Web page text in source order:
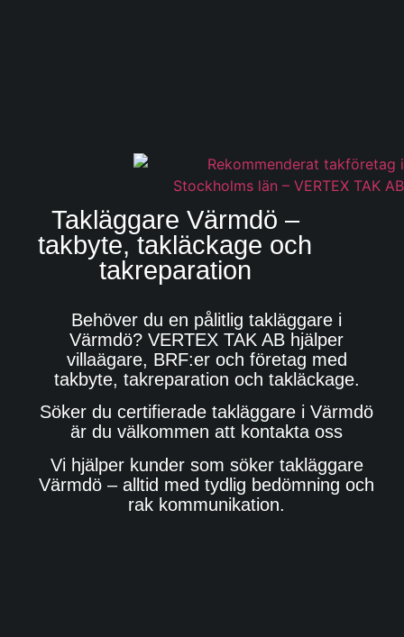
Takläggare Värmdö –
takbyte, takläckage och
takreparation
Behöver du en pålitlig takläggare i
Värmdö? VERTEX TAK AB hjälper
villaägare, BRF:er och företag med
takbyte, takreparation och takläckage.
Söker du certifierade takläggare i Värmdö
är du välkommen att kontakta oss
Vi hjälper kunder som söker takläggare
Värmdö – alltid med tydlig bedömning och
rak kommunikation.